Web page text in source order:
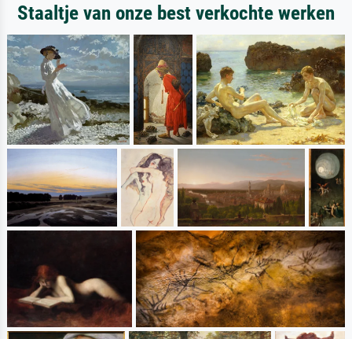
Staaltje van onze best verkochte werken